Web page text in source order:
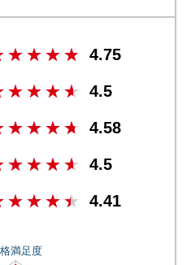
4.75
4.5
4.58
4.5
4.41